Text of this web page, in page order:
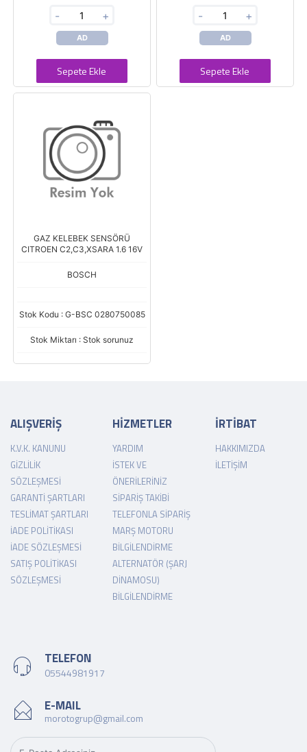
- +
AD
Sepete Ekle
- +
AD
Sepete Ekle
GAZ KELEBEK SENSÖRÜ
CITROEN C2,C3,XSARA 1.6 16V
BOSCH
Stok Kodu : G-BSC 0280750085
Stok Miktarı : Stok sorunuz
ALIŞVERİŞ
K.V.K. KANUNU
GIZLILIK
SÖZLEŞMESI
GARANTI ŞARTLARI
TESLIMAT ŞARTLARI
İADE POLITIKASI
İADE SÖZLEŞMESI
SATIŞ POLITIKASI
SÖZLEŞMESI
HİZMETLER
YARDIM
İSTEK VE
ÖNERILERINIZ
SIPARIŞ TAKIBI
TELEFONLA SIPARIŞ
MARŞ MOTORU
BILGILENDIRME
ALTERNATÖR (ŞARJ
DINAMOSU)
BILGILENDIRME
İRTİBAT
HAKKIMIZDA
İLETIŞIM
TELEFON
05544981917
E-MAIL
morotogrup@gmail.com